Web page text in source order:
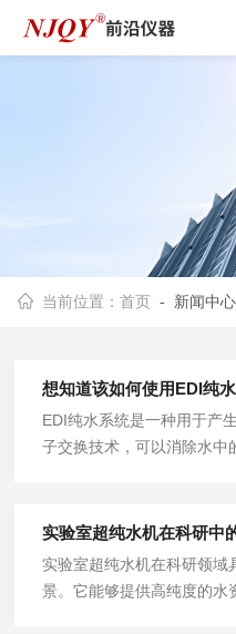
当前位置：首页 - 新闻中心
想知道该如何使用EDI纯
EDI纯水系统是一种用于产
子交换技术，可以消除水中
实验室超纯水机在科研中
实验室超纯水机在科研领域
景。它能够提供高纯度的水